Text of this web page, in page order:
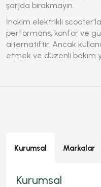
şarjda bırakmayın.
İnokim elektrikli scooter
performans, konfor ve
alternatiftir. Ancak
etmek ve düzenli bakım
Kurumsal Markalar
Kurumsal